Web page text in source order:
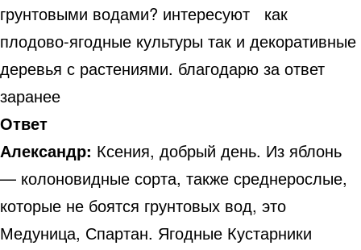
грунтовыми водами? интересуют как
плодово-ягодные культуры так и декоративные
деревья с растениями. благодарю за ответ
заранее
Ответ
Александр: Ксения, добрый день. Из яблонь
— колоновидные сорта, также среднерослые,
которые не боятся грунтовых вод, это
Медуница, Спартан. Ягодные Кустарники